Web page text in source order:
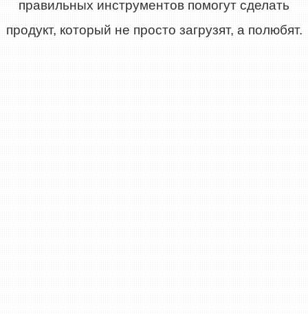
правильных инструментов помогут сделать
продукт, который не просто загрузят, а полюбят.